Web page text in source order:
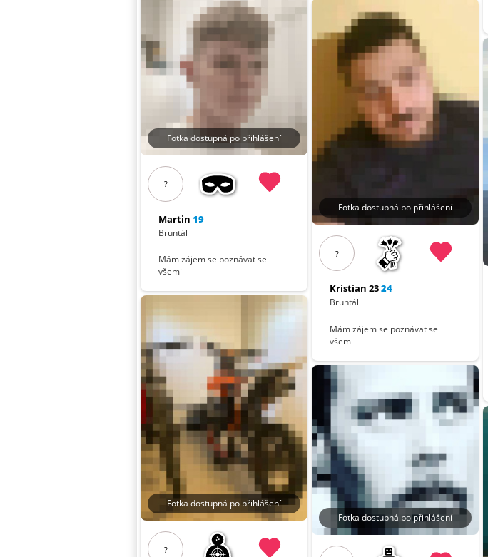
Fotka dostupná po přihlášení
?
Martin 19
Bruntál
Mám zájem se poznávat se
všemi
Fotka dostupná po přihlášení
?
Fotka dostupná po přihlášení
?
Kristian 2324
Bruntál
Mám zájem se poznávat se
všemi
Fotka dostupná po přihlášení